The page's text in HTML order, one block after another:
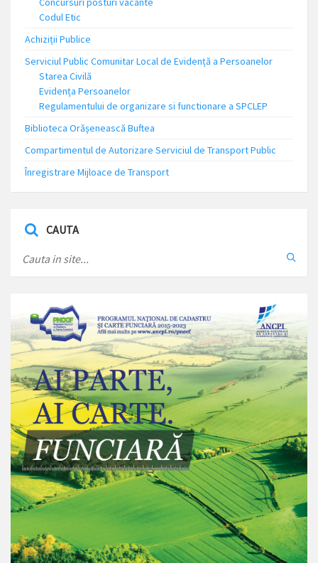
Codul Etic
Achiziții Publice
Serviciul Public Comunitar Local de Evidență a Persoanelor
Starea Civilă
Evidența Persoanelor
Regulamentului de organizare si functionare a SPCLEP
Biblioteca Orășenească Buftea
Compartimentul de Autorizare Serviciul de Transport Public
Înregistrare Mijloace de Transport
CAUTA